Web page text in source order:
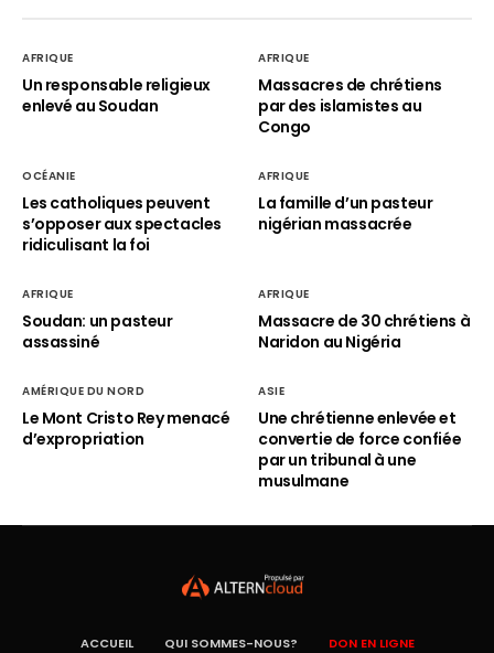
AFRIQUE
Un responsable religieux
enlevé au Soudan
AFRIQUE
Massacres de chrétiens
par des islamistes au
Congo
OCÉANIE
Les catholiques peuvent
s’opposer aux spectacles
ridiculisant la foi
AFRIQUE
La famille d’un pasteur
nigérian massacrée
AFRIQUE
Soudan: un pasteur
assassiné
AFRIQUE
Massacre de 30 chrétiens à
Naridon au Nigéria
AMÉRIQUE DU NORD
Le Mont Cristo Rey menacé
d’expropriation
ASIE
Une chrétienne enlevée et
convertie de force confiée
par un tribunal à une
musulmane
ACCUEIL QUI SOMMES-NOUS? DON EN LIGNE